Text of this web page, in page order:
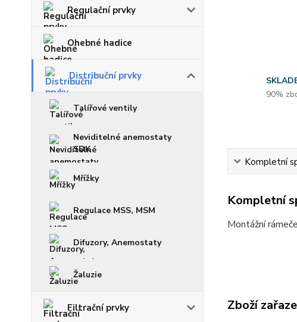
Regulační prvky
Ohebné hadice
Distribuční prvky
Talířové ventily
Neviditelné anemostaty
SDK
Mřížky
Regulace MSS, MSM
Difuzory, Anemostaty
Žaluzie
Filtrační prvky
90%
Kompletní
Kompletní
Montážní
Zboží